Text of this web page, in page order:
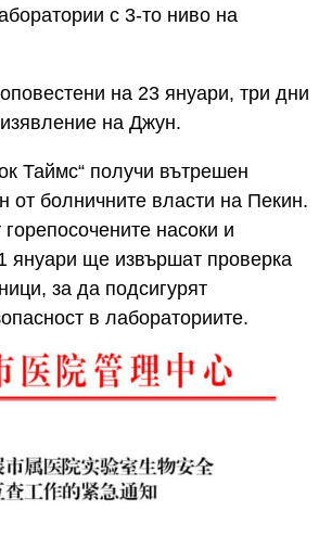
с 3-то ниво на
на 23 януари, три дни
на Джун.
Таймс“ получи вътрешен
от болничните власти на Пекин.
насоки и
януари ще извършат проверка
за да подсигурят
в лабораториите.